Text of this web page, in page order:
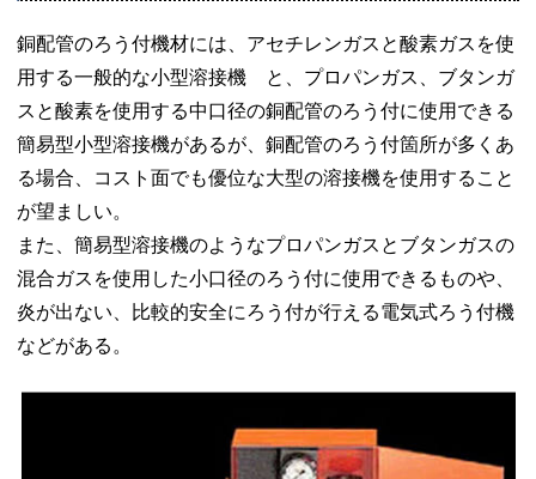
銅配管のろう付機材には、アセチレンガスと酸素ガスを使
用する一般的な小型溶接機 と、プロパンガス、ブタンガ
スと酸素を使用する中口径の銅配管のろう付に使用できる
簡易型小型溶接機があるが、銅配管のろう付箇所が多くあ
る場合、コスト面でも優位な大型の溶接機を使用すること
が望ましい。
また、簡易型溶接機のようなプロパンガスとブタンガスの
混合ガスを使用した小口径のろう付に使用できるものや、
炎が出ない、比較的安全にろう付が行える電気式ろう付機
などがある。